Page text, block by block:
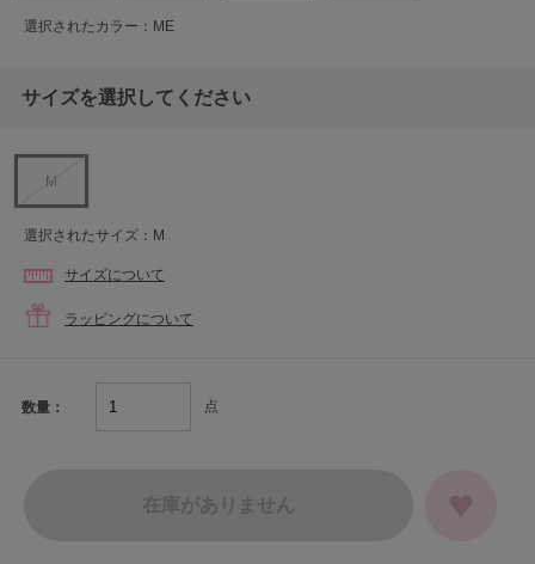
選択されたカラー：ME
サイズを選択してください
M
選択されたサイズ：M
サイズについて
ラッピングについて
数量： 点
在庫がありません